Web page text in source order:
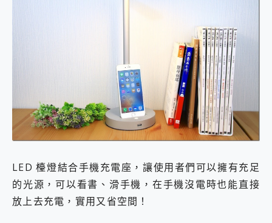
LED 檯燈結合手機充電座，讓使用者們可以擁有充足
的光源，可以看書、滑手機，在手機沒電時也能直接
放上去充電，實用又省空間！